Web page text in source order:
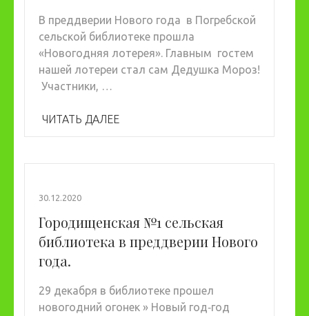
В преддверии Нового года в Погребской
сельской библиотеке прошла
«Новогодняя лотерея». Главным гостем
нашей лотереи стал сам Дедушка Мороз!
Участники, …
ЧИТАТЬ ДАЛЕЕ
30.12.2020
Городищенская №1 сельская
библиотека в преддверии Нового
года.
29 декабря в библиотеке прошел
новогодний огонек » Новый год‐год